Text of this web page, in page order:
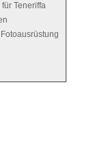
Teneriffa